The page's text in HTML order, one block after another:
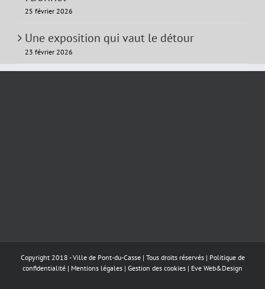
25 février 2026
Une exposition qui vaut le détour
23 février 2026
Copyright 2018 - Ville de Pont-du-Casse | Tous droits réservés | Politique de
confidentialité | Mentions légales | Gestion des cookies | Eve Web&Design